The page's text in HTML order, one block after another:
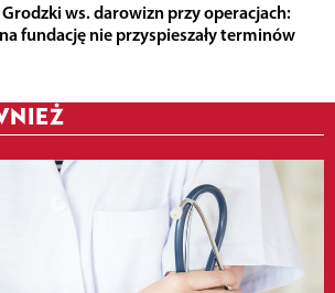
Grodzki ws. darowizn przy operacjach:
fundację nie przyspieszały terminów